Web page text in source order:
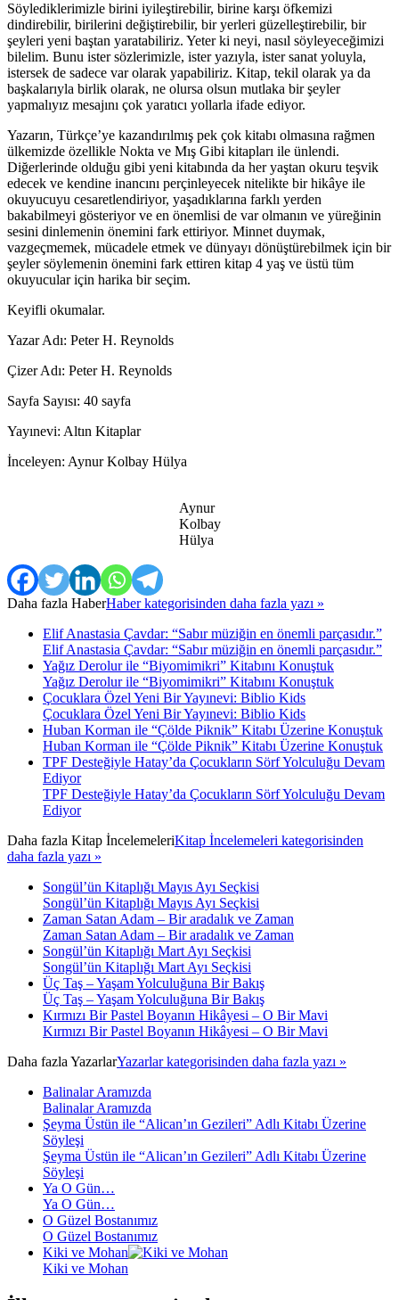
Söylediklerimizle birini iyileştirebilir, birine karşı öfkemizi
dindirebilir, birilerini değiştirebilir, bir yerleri güzelleştirebilir, bir
şeyleri yeni baştan yaratabiliriz. Yeter ki neyi, nasıl söyleyeceğimizi
bilelim. Bunu ister sözlerimizle, ister yazıyla, ister sanat yoluyla,
istersek de sadece var olarak yapabiliriz. Kitap, tekil olarak ya da
başkalarıyla birlik olarak, ne olursa olsun mutlaka bir şeyler
yapmalıyız mesajını çok yaratıcı yollarla ifade ediyor.
Yazarın, Türkçe’ye kazandırılmış pek çok kitabı olmasına rağmen
ülkemizde özellikle Nokta ve Mış Gibi kitapları ile ünlendi.
Diğerlerinde olduğu gibi yeni kitabında da her yaştan okuru teşvik
edecek ve kendine inancını perçinleyecek nitelikte bir hikâye ile
okuyucuyu cesaretlendiriyor, yaşadıklarına farklı yerden
bakabilmeyi gösteriyor ve en önemlisi de var olmanın ve yüreğinin
sesini dinlemenin önemini fark ettiriyor. Minnet duymak,
vazgeçmemek, mücadele etmek ve dünyayı dönüştürebilmek için bir
şeyler söylemenin önemini fark ettiren kitap 4 yaş ve üstü tüm
okuyucular için harika bir seçim.
Keyifli okumalar.
Yazar Adı: Peter H. Reynolds
Çizer Adı: Peter H. Reynolds
Sayfa Sayısı: 40 sayfa
Yayınevi: Altın Kitaplar
İnceleyen: Aynur Kolbay Hülya
Aynur
Kolbay
Hülya
Daha fazla HaberHaber kategorisinden daha fazla yazı »
Elif Anastasia Çavdar: “Sabır müziğin en önemli parçasıdır.”
Elif Anastasia Çavdar: “Sabır müziğin en önemli parçasıdır.”
Yağız Derolur ile “Biyomimikri” Kitabını Konuştuk
Yağız Derolur ile “Biyomimikri” Kitabını Konuştuk
Çocuklara Özel Yeni Bir Yayınevi: Biblio Kids
Çocuklara Özel Yeni Bir Yayınevi: Biblio Kids
Huban Korman ile “Çölde Piknik” Kitabı Üzerine Konuştuk
Huban Korman ile “Çölde Piknik” Kitabı Üzerine Konuştuk
TPF Desteğiyle Hatay’da Çocukların Sörf Yolculuğu Devam
Ediyor
TPF Desteğiyle Hatay’da Çocukların Sörf Yolculuğu Devam
Ediyor
Daha fazla Kitap İncelemeleriKitap İncelemeleri kategorisinden
daha fazla yazı »
Songül’ün Kitaplığı Mayıs Ayı Seçkisi
Songül’ün Kitaplığı Mayıs Ayı Seçkisi
Zaman Satan Adam – Bir aradalık ve Zaman
Zaman Satan Adam – Bir aradalık ve Zaman
Songül’ün Kitaplığı Mart Ayı Seçkisi
Songül’ün Kitaplığı Mart Ayı Seçkisi
Üç Taş – Yaşam Yolculuğuna Bir Bakış
Üç Taş – Yaşam Yolculuğuna Bir Bakış
Kırmızı Bir Pastel Boyanın Hikâyesi – O Bir Mavi
Kırmızı Bir Pastel Boyanın Hikâyesi – O Bir Mavi
Daha fazlaYazarlarYazarlar kategorisinden daha fazla yazı »
Balinalar Aramızda
Balinalar Aramızda
Şeyma Üstün ile “Alican’ın Gezileri” Adlı Kitabı Üzerine
Söyleşi
Şeyma Üstün ile “Alican’ın Gezileri” Adlı Kitabı Üzerine
Söyleşi
Ya O Gün…
Ya O Gün…
O Güzel Bostanımız
O Güzel Bostanımız
Kiki ve Mohan
Kiki ve Mohan